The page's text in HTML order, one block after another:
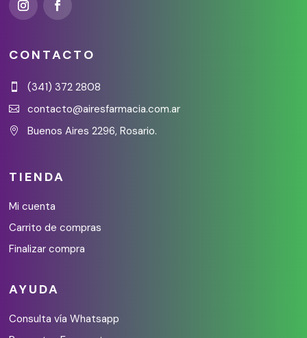
CONTACTO
 (341) 372 2808
 contacto@airesfarmacia.com.ar
 Buenos Aires 2296, Rosario.
TIENDA
Mi cuenta
Carrito de compras
Finalizar compra
AYUDA
Consulta vía Whatsapp